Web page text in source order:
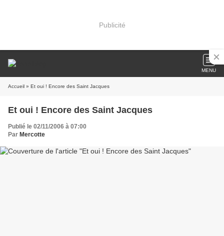
Publicité
MENU
Accueil » Et oui ! Encore des Saint Jacques
Et oui ! Encore des Saint Jacques
Publié le 02/11/2006 à 07:00
Par Mercotte